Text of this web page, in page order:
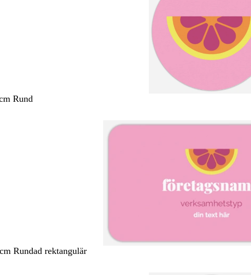
Rund
Rundad rektangulär